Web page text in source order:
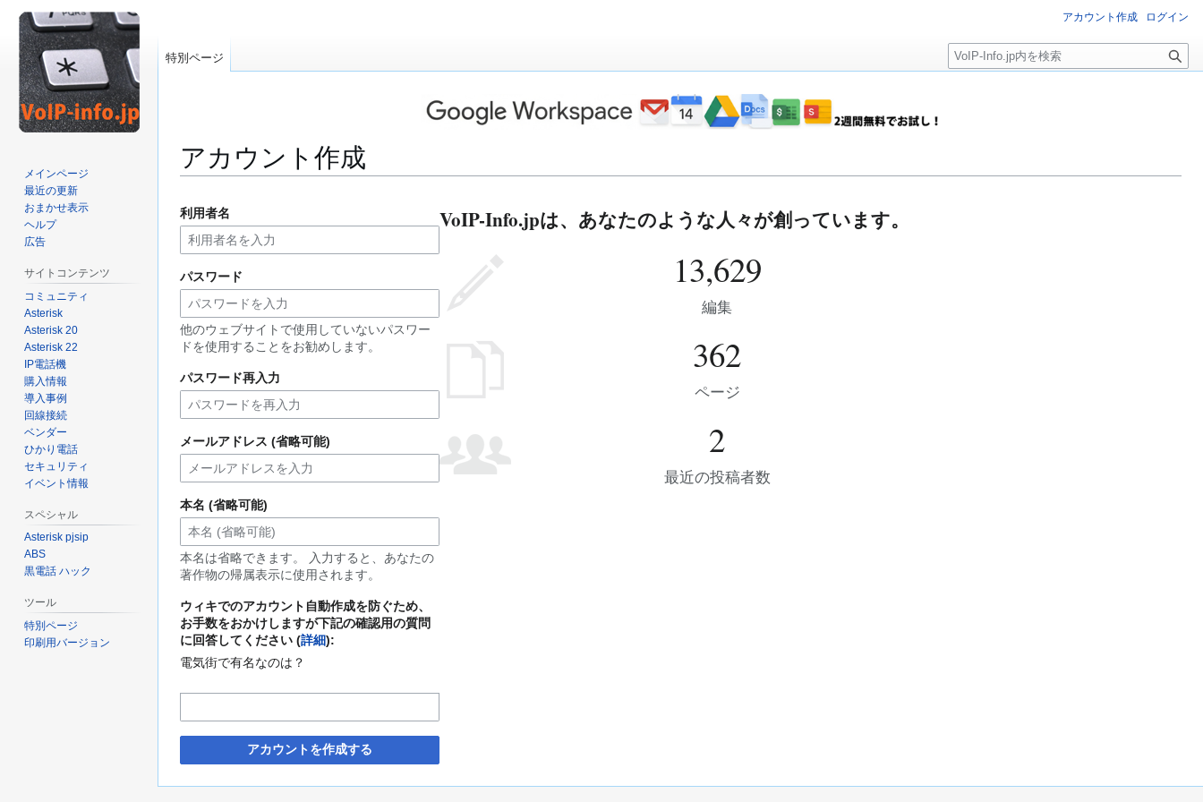
アカウント作成
ビ
ゲ
ー
シ
ン
に
移
動
索
に
移
動
利用者名
パスワード
他のウェブサイトで使用していないパスワー
ドを使用することをお勧めします。
パスワード再入力
メールアドレス (省略可能)
本名 (省略可能)
本名は省略できます。 入力すると、あなたの
著作物の帰属表示に使用されます。
ウィキでのアカウント自動作成を防ぐため、
お手数をおかけしますが下記の確認用の質問
に回答してください (詳細):
電気街で有名なのは？
アカウントを作成する
VoIP-Info.jpは、あなたのような人々が創っています。
13,629
編集
362
ページ
2
最近の投稿者数
アカウント作成 ログイン
特別ページ
検
索
メインページ
最近の更新
おまかせ表示
ヘルプ
広告
サイトコンテンツ
コミュニティ
Asterisk
Asterisk 20
Asterisk 22
IP電話機
購入情報
導入事例
回線接続
ベンダー
ひかり電話
セキュリティ
イベント情報
スペシャル
Asterisk pjsip
ABS
黒電話 ハック
ツール
特別ページ
印刷用バージョン